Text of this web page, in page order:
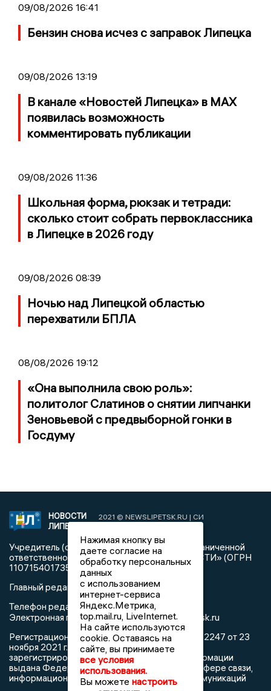
09/08/2026 16:41
Бензин снова исчез с заправок Липецка
09/08/2026 13:19
В канале «Новостей Липецка» в MAX
появилась возможность
комментировать публикации
09/08/2026 11:36
Школьная форма, рюкзак и тетради:
сколько стоит собрать первоклассника
в Липецке в 2026 году
09/08/2026 08:39
Ночью над Липецкой областью
перехватили БПЛА
08/08/2026 19:12
«Она выполнила свою роль»:
политолог Слатинов о снятии липчанки
Зеновьевой с предвыборной гонки в
Госдуму
НОВОСТИ
ЛИПЕЦКА
2021 © NEWSLIPETSK.RU | СИ
Учредитель (соучредители): Общество с ограниченной
ответственностью «РЕГИОНАЛЬНЫЕ НОВОСТИ» (ОГРН
1107154017354)
Главный редактор: Герцог Е.Г.
Телефон редакции: +7 903 699 9427
Электронная почта редакции:info@newslipetsk.ru
Регистрационный номер: серия Эл № ФС77-82247 от 23
ноября 2021 г. согласно выписке из реестра
зарегистрированных средств массовой информации
выдана Федеральной службой по надзору в сфере связи,
информационных технологий и массовых коммуникаций
Нажимая кнопку вы
даете согласие на
обработку персональных
данных
с использованием
интернет-сервиса
Яндекс.Метрика,
top.mail.ru, LiveInternet.
На сайте используются
cookie. Оставаясь на
сайте, вы принимаете
все условия
использования.
Вы можете настроить